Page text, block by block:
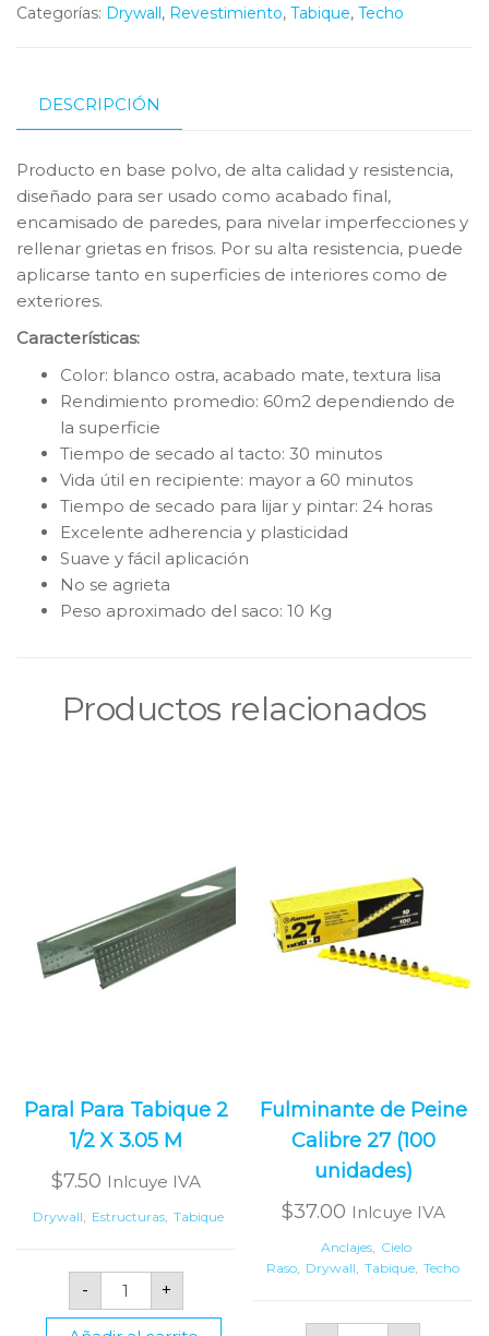
Categorías: Drywall, Revestimiento, Tabique, Techo
DESCRIPCIÓN
Producto en base polvo, de alta calidad y resistencia,
diseñado para ser usado como acabado final,
encamisado de paredes, para nivelar imperfecciones y
rellenar grietas en frisos. Por su alta resistencia, puede
aplicarse tanto en superficies de interiores como de
exteriores.
Características:
Color: blanco ostra, acabado mate, textura lisa
Rendimiento promedio: 60m2 dependiendo de
la superficie
Tiempo de secado al tacto: 30 minutos
Vida útil en recipiente: mayor a 60 minutos
Tiempo de secado para lijar y pintar: 24 horas
Excelente adherencia y plasticidad
Suave y fácil aplicación
No se agrieta
Peso aproximado del saco: 10 Kg
Productos relacionados
Paral Para Tabique 2
1/2 X 3.05 M
$7.50 Inlcuye IVA
Drywall Estructuras Tabique
-
Paral
Para
Tabique
+
Fulminante de Peine
Calibre 27 (100
unidades)
$37.00 Inlcuye IVA
Anclajes, Cielo
Raso Drywall Tabique Techo
Fulminante